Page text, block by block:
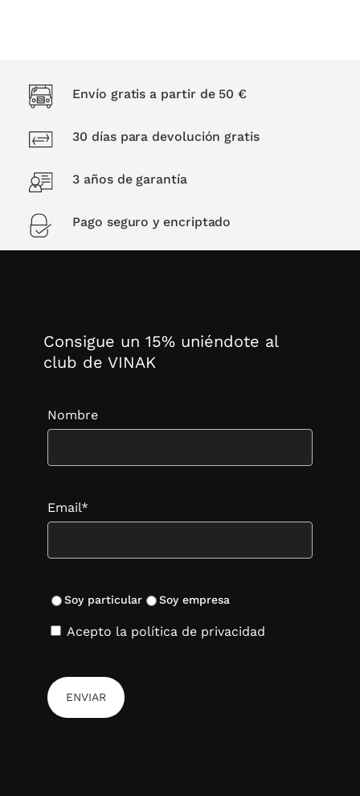
Envío gratis a partir de 50 €
30 días para devolución gratis
3 años de garantía
Pago seguro y encriptado
Consigue un 15% uniéndote al
club de VINAK
Nombre
Email*
Soy particular Soy empresa
Acepto la política de privacidad